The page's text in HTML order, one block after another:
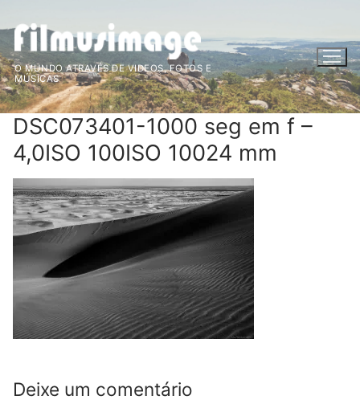
para
conteúdo
O MUNDO ATRAVÉS DE VIDEOS, FOTOS E
MÚSICAS
DSC073401-1000 seg em f –
4,0ISO 100ISO 10024 mm
Deixe um comentário